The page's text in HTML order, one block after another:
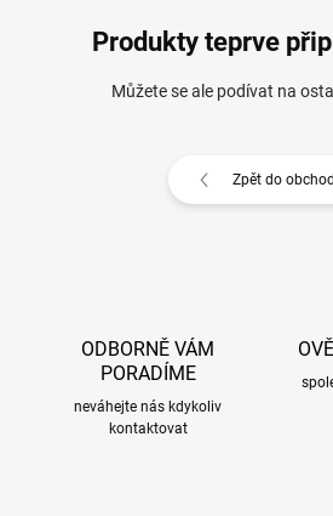
Produkty teprve
Můžete se ale podívat na
Zpět do
ODBORNĚ VÁM
PORADÍME
neváhejte nás kdykoliv
kontaktovat